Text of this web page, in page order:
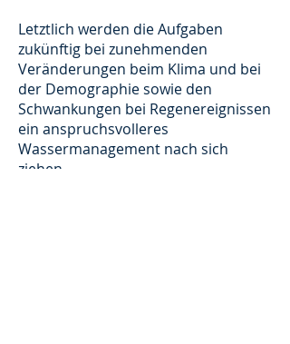
Letztlich werden die Aufgaben
zukünftig bei zunehmenden
Veränderungen beim Klima und bei
der Demographie sowie den
Schwankungen bei Regenereignissen
ein anspruchsvolleres
Wassermanagement nach sich
ziehen.